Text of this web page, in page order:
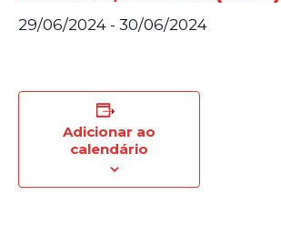
29/06/2024 - 30/06/2024
Adicionar ao
calendário